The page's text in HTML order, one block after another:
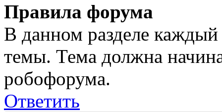
Правила форума
В данном разделе
темы. Тема должна
робофорума.
Ответить